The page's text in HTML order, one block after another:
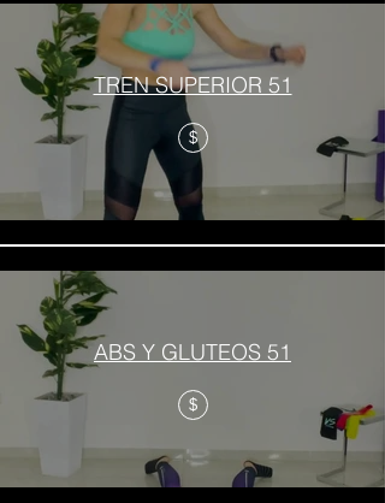
TREN SUPERIOR 51
$
ABS Y GLUTEOS 51
$